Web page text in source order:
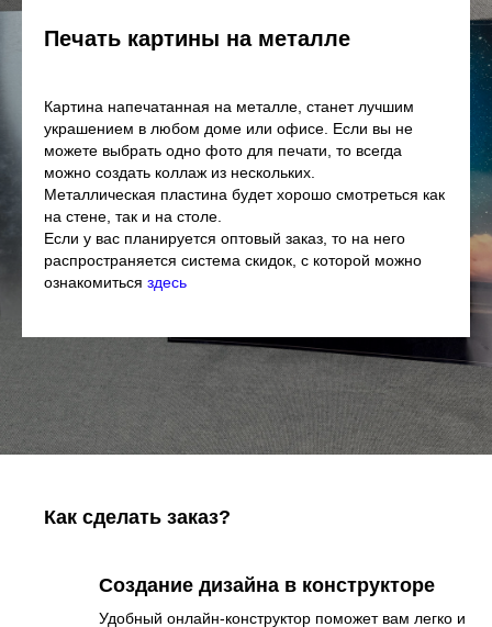
Печать картины на металле
Картина напечатанная на металле, станет лучшим
украшением в любом доме или офисе. Если вы не
можете выбрать одно фото для печати, то всегда
можно создать коллаж из нескольких.
Металлическая пластина будет хорошо смотреться как
на стене, так и на столе.
Если у вас планируется оптовый заказ, то на него
распространяется система скидок, с которой можно
ознакомиться здесь
Как сделать заказ?
Создание дизайна в конструкторе
Удобный онлайн-конструктор поможет вам легко и